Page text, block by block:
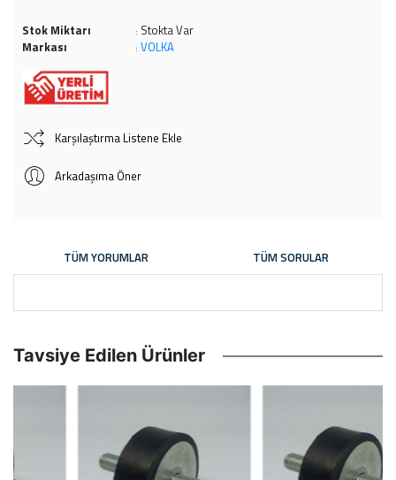
Stok Miktarı : Stokta Var
Markası
: VOLKA
Karşılaştırma Listene Ekle
Arkadaşıma Öner
TÜM YORUMLAR TÜM SORULAR
Tavsiye Edilen Ürünler